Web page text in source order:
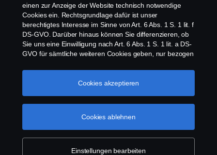
72264 10 200, Fax +43 5 72264 10 990
einen zur Anzeige der Website technisch notwendige
Cookies ein. Rechtsgrundlage dafür ist unser
berechtigtes Interesse im Sinne von Art. 6 Abs. 1 S. 1 lit. f
DS-GVO. Darüber hinaus können Sie differenzieren, ob
Sie uns eine Einwilligung nach Art. 6 Abs. 1 S. 1 lit. a DS-
GVO für sämtliche weiteren Cookies geben, nur bezogen
Diese Einwilligung ist freiwillig und kann jederzeit mit
Zukunftswirkung widerrufen werden. Unsere Anbieter
Angemessenheitsbeschlusses der Europäischen
Kommission im Sinne von Art. 45 Abs. 3 DS-GVO, worin
festgelegt wurde, dass in den USA ein angemessenes
Schutzniveau vorhanden ist. Informationen über uns
Einstellungen bearbeiten
Cookies ablehnen
Cookies akzeptieren